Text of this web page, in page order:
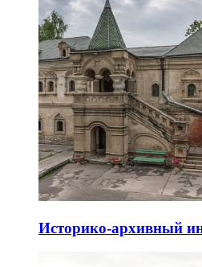
Историко-архивный